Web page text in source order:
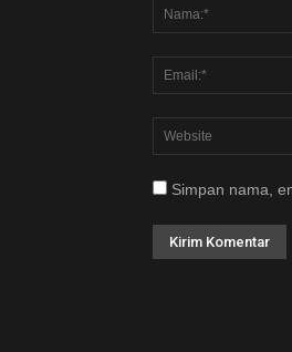
Simpan nama,